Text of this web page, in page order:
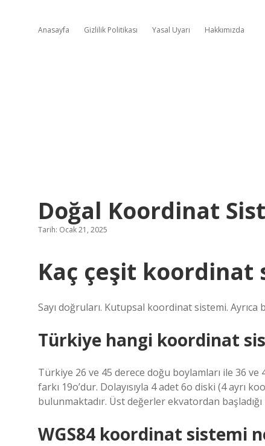
Anasayfa Gizlilik Politikası Yasal Uyarı Hakkımızda
Doğal Koordinat
Tarih: Ocak 21, 2025
Kaç çeşit koordinat
Sayı doğruları. Kutupsal koordinat sistemi. Ayrıca
Türkiye hangi koordinat
Türkiye 26 ve 45 derece doğu boylamları ile 36
farkı 19o’dur. Dolayısıyla 4 adet 6o diski (4 ayrı
bulunmaktadır. Üst değerler ekvatordan başladığı
WGS84 koordinat sistemi